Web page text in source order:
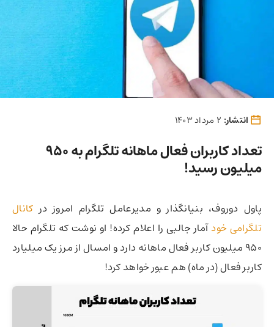
انتشار:
تعداد کاربران فعال ماهانه تلگرام به 950
میلیون رسید!
پاول دوروف، بنیانگذار و مدیرعامل تلگرام امروز در کانال
تلگرامی خودآمار جالبی را اعلام کرده! او نوشت که تلگرام حالا
۹۵۰ میلیون کاربر فعال ماهانه دارد و امسال از مرز یک میلیارد
کاربر فعال (در ماه)‌ هم عبور خواهد کرد!